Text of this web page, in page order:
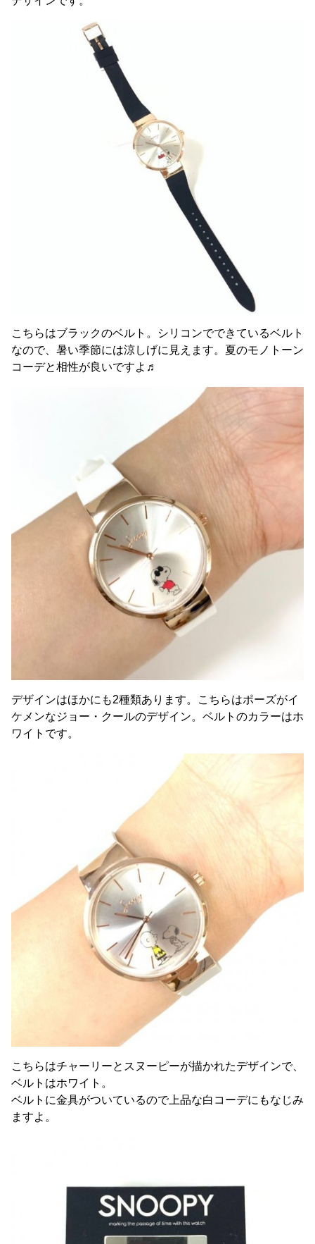
こちらはブラックのベルト。シリコンでできているベルト
なので、暑い季節には涼しげに見えます。夏のモノトーン
コーデと相性が良いですよ♬
デザインはほかにも2種類あります。こちらはポーズがイ
ケメンなジョー・クールのデザイン。ベルトのカラーはホ
ワイトです。
こちらはチャーリーとスヌーピーが描かれたデザインで、
ベルトはホワイト。
ベルトに金具がついているので上品な白コーデにもなじみ
ますよ。